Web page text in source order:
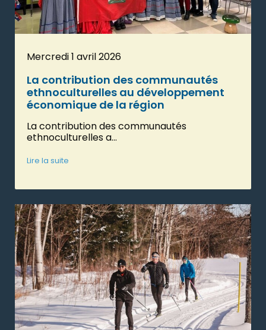
Mercredi 1 avril 2026
La contribution des communautés
ethnoculturelles au développement
économique de la région
La contribution des communautés
ethnoculturelles a...
Lire la suite